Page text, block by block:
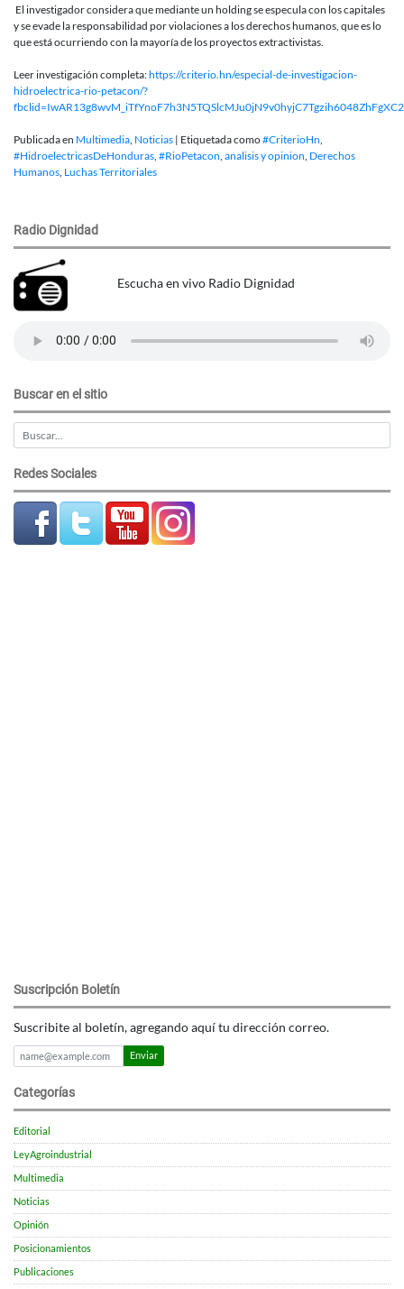
El investigador considera que mediante un holding se especula con los capitales
y se evade la responsabilidad por violaciones a los derechos humanos, que es lo
que está ocurriendo con la mayoría de los proyectos extractivistas.
Leer investigación completa:https://criterio.hn/especial-de-investigacion-
hidroelectrica-rio-petacon/?
Publicada en Multimedia Noticias | Etiquetada como#CriterioHn
#HidroelectricasDeHonduras #RioPetacon analisis y opinion Derechos
Humanos Luchas Territoriales
Radio Dignidad
Escucha en vivo Radio Dignidad
Buscar en el sitio
Redes Sociales
Suscripción Boletín
Suscribite al boletín, agregando aquí tu dirección correo.
Enviar
Categorías
Editorial
LeyAgroindustrial
Multimedia
Noticias
Opinión
Posicionamientos
Publicaciones